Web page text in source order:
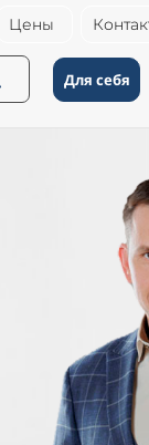
Цены
Для себя